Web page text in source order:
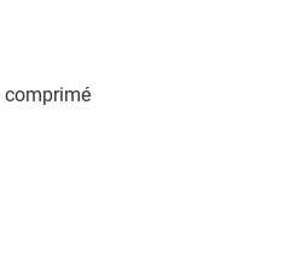
comprimé